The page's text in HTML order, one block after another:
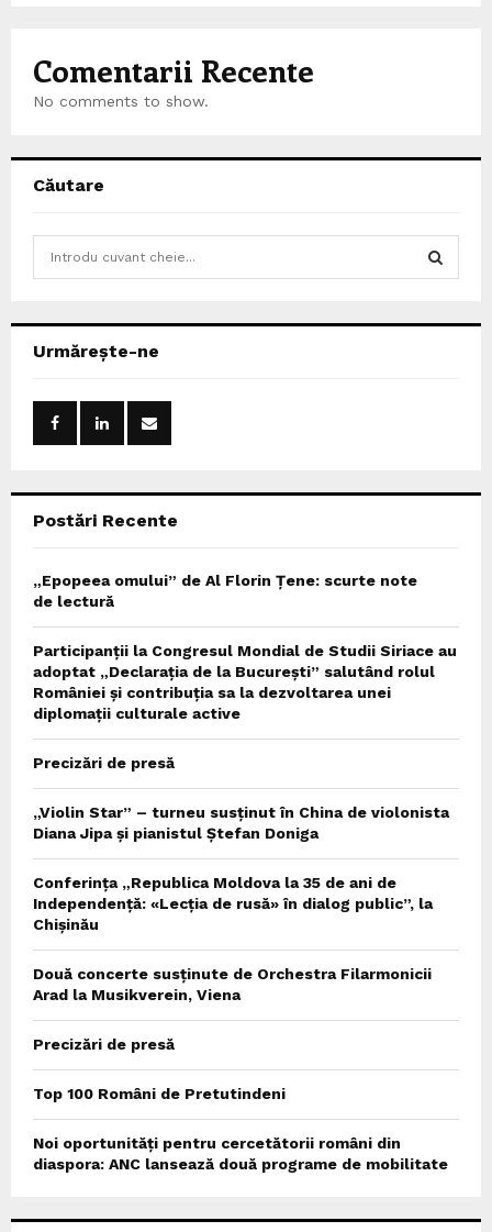
Comentarii Recente
No comments to show.
Căutare
h
Urmărește-ne
Postări Recente
„Epopeea omului” de Al Florin Țene: scurte note
de lectură
Participanții la Congresul Mondial de Studii Siriace au
adoptat „Declarația de la București” salutând rolul
României și contribuția sa la dezvoltarea unei
diplomații culturale active
Precizări de presă
„Violin Star” – turneu susținut în China de violonista
Diana Jipa și pianistul Ștefan Doniga
Conferința „Republica Moldova la 35 de ani de
Independență: «Lecția de rusă» în dialog public”, la
Chișinău
Două concerte susținute de Orchestra Filarmonicii
Arad la Musikverein, Viena
Precizări de presă
Top 100 Români de Pretutindeni
Noi oportunități pentru cercetătorii români din
diaspora: ANC lansează două programe de mobilitate